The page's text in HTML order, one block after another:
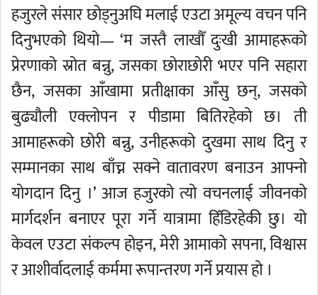
हजुरले संसार छोड्नुअघि मलाई एउटा अमूल्य वचन पनि
दिनुभएको थियो— ‘म जस्तै लाखौँ दुःखी आमाहरूको
प्रेरणाको स्रोत बन्नु, जसका छोराछोरी भएर पनि सहारा
छैन, जसका आँखामा प्रतीक्षाका आँसु छन्, जसको
बुढ्यौली एक्लोपन र पीडामा बितिरहेको छ। ती
आमाहरूको छोरी बन्नु, उनीहरूको दुखमा साथ दिनु र
सम्मानका साथ बाँच्न सक्ने वातावरण बनाउन आफ्नो
योगदान दिनु ।’ आज हजुरको त्यो वचनलाई जीवनको
मार्गदर्शन बनाएर पूरा गर्ने यात्रामा हिँडिरहेकी छु। यो
केवल एउटा संकल्प होइन, मेरी आमाको सपना, विश्वास
र आशीर्वादलाई कर्ममा रूपान्तरण गर्ने प्रयास हो ।